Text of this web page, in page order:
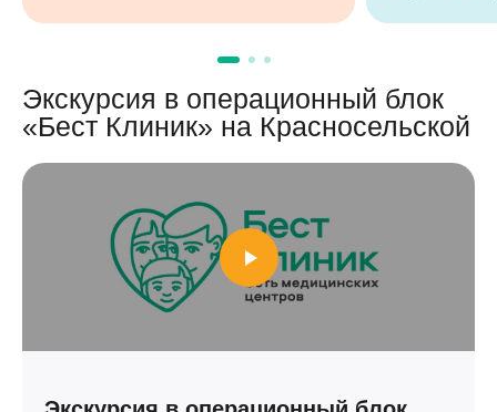
Экскурсия в операционный блок
«Бест Клиник» на Красносельской